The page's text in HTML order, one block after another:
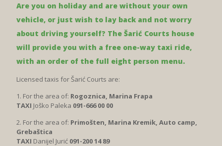
Are you on holiday and are without your own
vehicle, or just wish to lay back and not worry
about driving yourself? The Šarić Courts house
will provide you with a free one-way taxi ride,
with an order of the full eight person menu.
Licensed taxis for Šarić Courts are:
1. For the area of: Rogoznica, Marina Frapa
TAXI Joško Paleka 091-666 00 00
2. For the area of: Primošten, Marina Kremik, Auto camp,
Grebaštica
TAXI Danijel Jurić 091-200 14 89